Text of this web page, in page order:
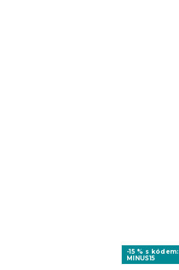
-15 % s kódem:
MINUS15